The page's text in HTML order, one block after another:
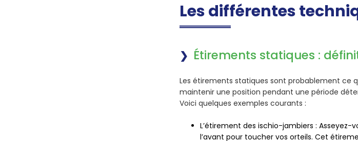
Les différentes
Étirements statiques :
Lesétirements statiques sont probablement ce
maintenir une position pendant une période
Voici quelques exemples courants :
L’étirement des ischio-jambiers : Asseyez-
l’avant pour toucher vos orteils. Cet